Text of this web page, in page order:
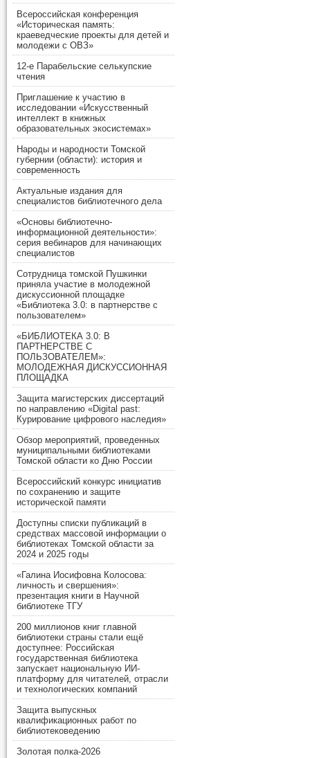
Всероссийская конференция
«Историческая память:
краеведческие проекты для детей и
молодежи с ОВЗ»
12-е Парабельские селькупские
чтения
Приглашение к участию в
исследовании «Искусственный
интеллект в книжных
образовательных экосистемах»
Народы и народности Томской
губернии (области): история и
современность
Актуальные издания для
специалистов библиотечного дела
«Основы библиотечно-
информационной деятельности»:
серия вебинаров для начинающих
специалистов
Сотрудница томской Пушкинки
приняла участие в молодежной
дискуссионной площадке
«Библиотека 3.0: в партнерстве с
пользователем»
«БИБЛИОТЕКА 3.0: В
ПАРТНЕРСТВЕ С
ПОЛЬЗОВАТЕЛЕМ»:
МОЛОДЕЖНАЯ ДИСКУССИОННАЯ
ПЛОЩАДКА
Защита магистерских диссертаций
по направлению «Digital past:
Курирование цифрового наследия»
Обзор мероприятий, проведенных
муниципальными библиотеками
Томской области ко Дню России
Всероссийский конкурс инициатив
по сохранению и защите
исторической памяти
Доступны списки публикаций в
средствах массовой информации о
библиотеках Томской области за
2024 и 2025 годы
«Галина Иосифовна Колосова:
личность и свершения»:
презентация книги в Научной
библиотеке ТГУ
200 миллионов книг главной
библиотеки страны стали ещё
доступнее: Российская
государственная библиотека
запускает национальную ИИ-
платформу для читателей, отрасли
и технологических компаний
Защита выпускных
квалификационных работ по
библиотековедению
Золотая полка-2026